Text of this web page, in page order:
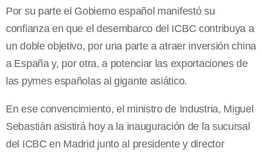
Por su parte el Gobierno español manifestó su
confianza en que el desembarco del ICBC contribuya a
un doble objetivo, por una parte a atraer inversión china
a España y, por otra, a potenciar las exportaciones de
las pymes españolas al gigante asiático.
En ese convencimiento, el ministro de Industria, Miguel
Sebastián asistirá hoy a la inauguración de la sucursal
del ICBC en Madrid junto al presidente y director